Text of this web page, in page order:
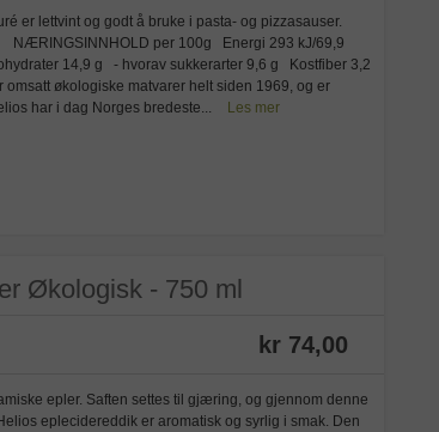
er lettvint og godt å bruke i pasta- og pizzasauser.
NÆRINGSINNHOLD per 100g Energi 293 kJ/69,9
14,9 g - hvorav sukkerarter 9,6 g Kostfiber 3,2
økologiske matvarer helt siden 1969, og er
har i dag Norges bredeste...
Les mer
Økologisk - 750 ml
kr 74,00
epler. Saften settes til gjæring, og gjennom denne
eplecidereddik er aromatisk og syrlig i smak. Den